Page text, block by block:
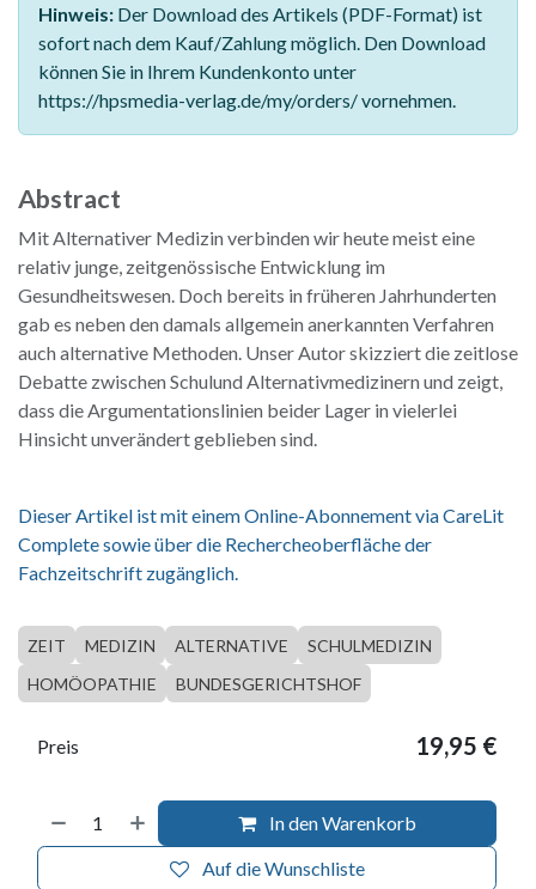
Hinweis: Der Download des Artikels (PDF-Format) ist
sofort nach dem Kauf/Zahlung möglich. Den Download
können Sie in Ihrem Kundenkonto unter
https://hpsmedia-verlag.de/my/orders/ vornehmen.
Abstract
Mit Alternativer Medizin verbinden wir heute meist eine
relativ junge, zeitgenössische Entwicklung im
Gesundheitswesen. Doch bereits in früheren Jahrhunderten
gab es neben den damals allgemein anerkannten Verfahren
auch alternative Methoden. Unser Autor skizziert die zeitlose
Debatte zwischen Schulund Alternativmedizinern und zeigt,
dass die Argumentationslinien beider Lager in vielerlei
Hinsicht unverändert geblieben sind.
Dieser Artikel ist mit einem Online-Abonnement via CareLit
Complete sowie über die Rechercheoberfläche der
Fachzeitschrift zugänglich.
ZEIT MEDIZIN ALTERNATIVE
SCHULMEDIZIN
HOMÖOPATHIE
BUNDESGERICHTSHOF
In den Warenkorb
Auf die Wunschliste
Preis 19,95 €